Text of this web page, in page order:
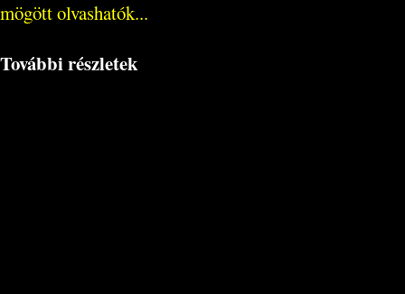
mögött olvashatók...
További részletek